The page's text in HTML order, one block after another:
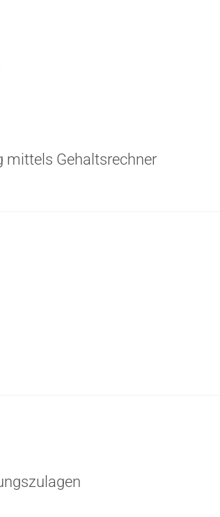
mittels Gehaltsrechner